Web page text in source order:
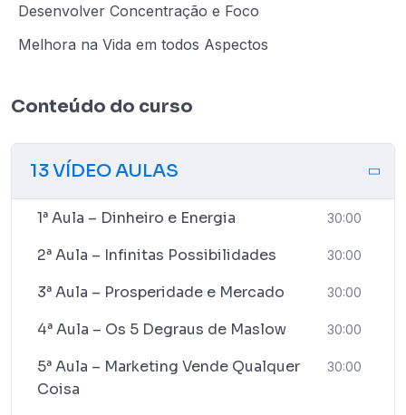
Desenvolver Concentração e Foco
Melhora na Vida em todos Aspectos
Conteúdo do curso
13 VÍDEO AULAS
1ª Aula – Dinheiro e Energia 30:00
2ª Aula – Infinitas Possibilidades 30:00
3ª Aula – Prosperidade e Mercado 30:00
4ª Aula – Os 5 Degraus de Maslow 30:00
5ª Aula – Marketing Vende Qualquer
Coisa
30:00